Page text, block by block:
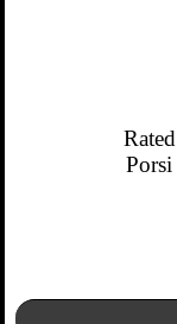
Rated
Porsi